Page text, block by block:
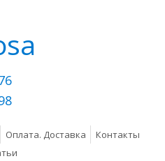
Оплата. Доставка
Контакты